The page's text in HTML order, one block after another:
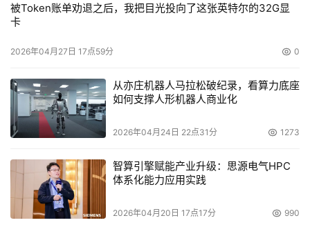
被Token账单劝退之后，我把目光投向了这张英特尔的32G显
卡
2026年04月27日 17点59分 0
从亦庄机器人马拉松破纪录，看算力底座
如何支撑人形机器人商业化
2026年04月24日 22点31分 1273
智算引擎赋能产业升级：思源电气HPC
体系化能力应用实践
2026年04月20日 17点17分 990